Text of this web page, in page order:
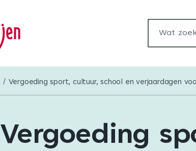
Wat
Vergoeding sport, cultuur, school en verjaardagen
Vergoeding